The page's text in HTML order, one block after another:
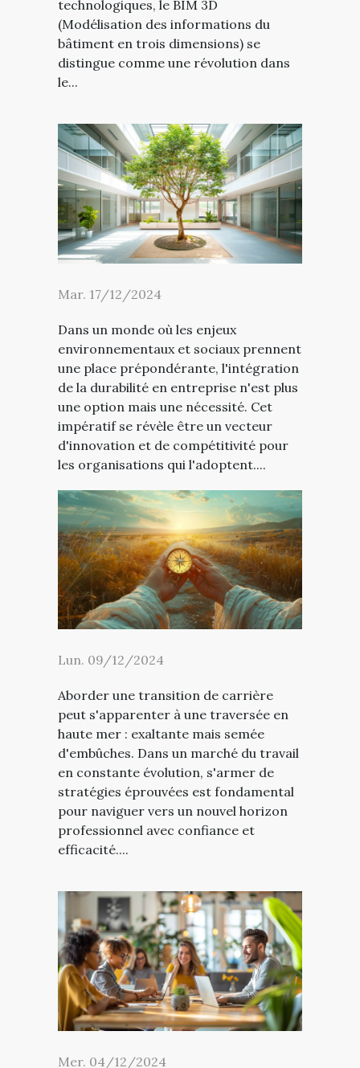
technologiques, le BIM 3D
(Modélisation des informations du
bâtiment en trois dimensions) se
distingue comme une révolution dans
le...
Mar. 17/12/2024
Dans un monde où les enjeux
environnementaux et sociaux prennent
une place prépondérante, l'intégration
de la durabilité en entreprise n'est plus
une option mais une nécessité. Cet
impératif se révèle être un vecteur
d'innovation et de compétitivité pour
les organisations qui l'adoptent....
Lun. 09/12/2024
Aborder une transition de carrière
peut s'apparenter à une traversée en
haute mer : exaltante mais semée
d'embûches. Dans un marché du travail
en constante évolution, s'armer de
stratégies éprouvées est fondamental
pour naviguer vers un nouvel horizon
professionnel avec confiance et
efficacité....
Mer. 04/12/2024